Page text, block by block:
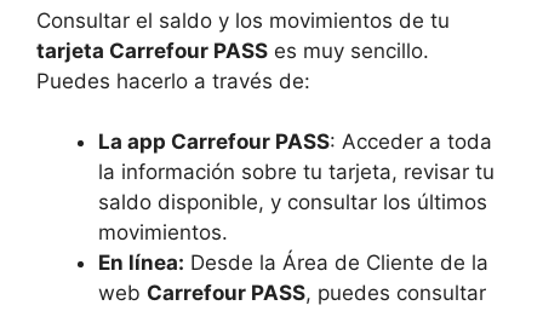
Consultar el saldo y los movimientos de tu
tarjeta Carrefour PASS es muy sencillo.
Puedes hacerlo a través de:
La app Carrefour PASS: Acceder a toda
la información sobre tu tarjeta, revisar tu
saldo disponible, y consultar los últimos
movimientos.
En línea: Desde la Área de Cliente de la
web Carrefour PASS, puedes consultar